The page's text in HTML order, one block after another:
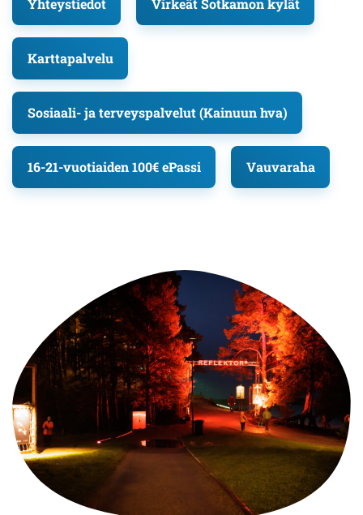
Yhteystiedot Virkeät Sotkamon kylät
Karttapalvelu
Sosiaali- ja terveyspalvelut (Kainuun hva)
16-21-vuotiaiden 100€ ePassi Vauvaraha